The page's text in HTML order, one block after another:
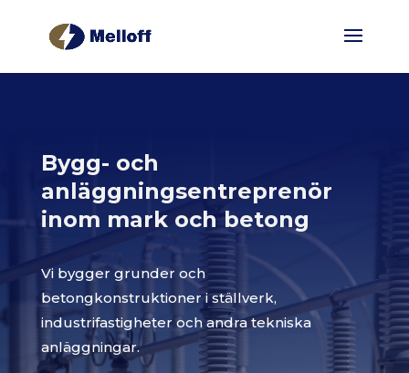
Bygg- och
anläggningsentreprenör
inom mark och betong
Vi bygger grunder och
betongkonstruktioner i ställverk,
industrifastigheter och andra tekniska
anläggningar.